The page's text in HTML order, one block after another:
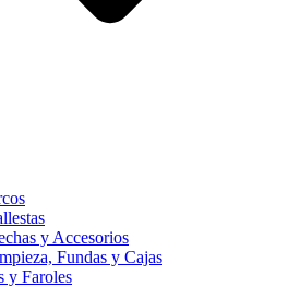
y Accesorios
Fundas y Cajas
y Faroles